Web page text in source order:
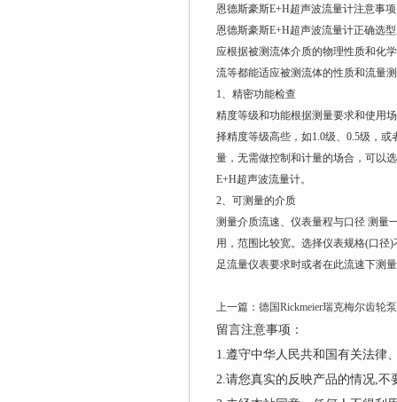
恩德斯豪斯E+H超声波流量计注意事项
恩德斯豪斯E+H超声波流量计正确选
应根据被测流体介质的物理性质和化
流等都能适应被测流体的性质和流量
1、精密功能检查
精度等级和功能根据测量要求和使用
择精度等级高些，如1.0级、0.5级，
量，无需做控制和计量的场合，可以
E+H超声波流量计。
2、可测量的介质
测量介质流速、仪表量程与口径 测量
用，范围比较宽。选择仪表规格(口径
足流量仪表要求时或者在此流速下测
上一篇： 德国Rickmeier瑞克梅尔齿轮
留言注意事项：
1.遵守中华人民共和国有关法律
2.请您真实的反映产品的情况,